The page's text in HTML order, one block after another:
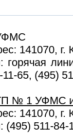
141070,
горячая
11-65, (495)
№ 1 УФМС
141070,
(495) 511-84-